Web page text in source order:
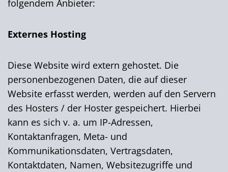
folgendem Anbieter:
Externes Hosting
Diese Website wird extern gehostet. Die
personenbezogenen Daten, die auf dieser
Website erfasst werden, werden auf den Servern
des Hosters / der Hoster gespeichert. Hierbei
kann es sich v. a. um IP-Adressen,
Kontaktanfragen, Meta- und
Kommunikationsdaten, Vertragsdaten,
Kontaktdaten, Namen, Websitezugriffe und